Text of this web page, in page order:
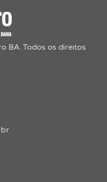
BA. Todos os direitos